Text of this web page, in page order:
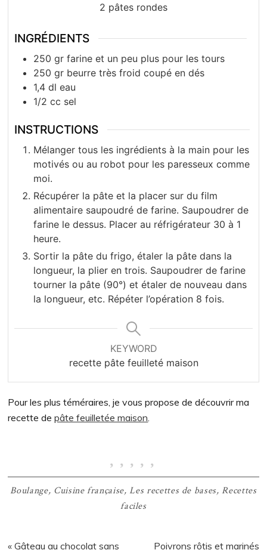
2 pâtes rondes
INGRÉDIENTS
250 gr farine et un peu plus pour les tours
250 gr beurre très froid coupé en dés
1,4 dl eau
1/2 cc sel
INSTRUCTIONS
Mélanger tous les ingrédients à la main pour les
motivés ou au robot pour les paresseux comme
moi.
Récupérer la pâte et la placer sur du film
alimentaire saupoudré de farine. Saupoudrer de
farine le dessus. Placer au réfrigérateur 30 à 1
heure.
Sortir la pâte du frigo, étaler la pâte dans la
longueur, la plier en trois. Saupoudrer de farine
tourner la pâte (90°) et étaler de nouveau dans
la longueur, etc. Répéter l’opération 8 fois.
KEYWORD
recette pâte feuilleté maison
Pour les plus téméraires, je vous propose de découvrir ma
recette depâte feuilletée maison
Boulange, Cuisine française,Les recettes de bases,Recettes
faciles
Article
« Gâteau au chocolat sans Article
Poivrons rôtis et marinés